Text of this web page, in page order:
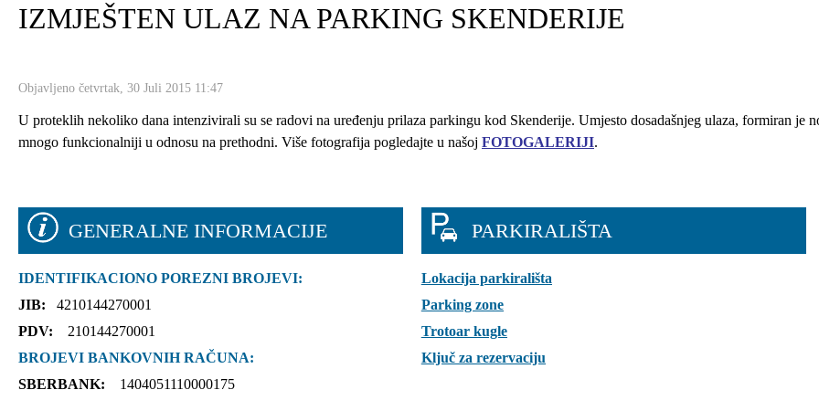
IZMJEŠTEN ULAZ NA PARKING SKENDERIJE
Objavljeno četvrtak, 30 Juli 2015 11:47
U proteklih nekoliko dana intenzivirali su se radovi na uređenju prilaza parkingu kod Skenderije. Umjesto dosadašnjeg ulaza, formiran
mnogo funkcionalniji u odnosu na prethodni. Više fotografija pogledajte u našoj FOTOGALERIJI.
GENERALNE INFORMACIJE
IDENTIFIKACIONO POREZNI BROJEVI:
JIB: 4210144270001
PDV: 210144270001
BROJEVI BANKOVNIH RAČUNA:
SBERBANK: 1404051110000175
PARKIRALIŠTA
Lokacija parkirališta
Parking zone
Trotoar kugle
Ključ za rezervaciju